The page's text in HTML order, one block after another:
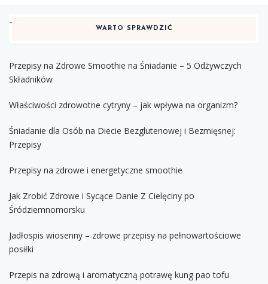
WARTO SPRAWDZIĆ
Przepisy na Zdrowe Smoothie na Śniadanie – 5 Odżywczych
Składników
Właściwości zdrowotne cytryny – jak wpływa na organizm?
Śniadanie dla Osób na Diecie Bezglutenowej i Bezmięsnej:
Przepisy
Przepisy na zdrowe i energetyczne smoothie
Jak Zrobić Zdrowe i Sycące Danie Z Cielęciny po
Śródziemnomorsku
Jadłospis wiosenny – zdrowe przepisy na pełnowartościowe
posiłki
Przepis na zdrową i aromatyczną potrawę kung pao tofu